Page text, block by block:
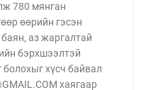
780 мянган
өөрийн гэсэн
аз жаргалтай
бэрхшээлтэй
болохыг хүсч байвал
хаягаар